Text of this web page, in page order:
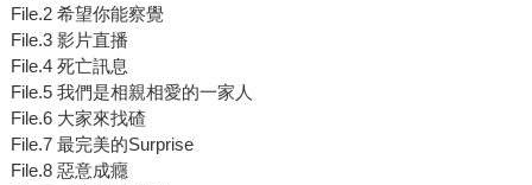
File.2 希望你能察覺
File.3 影片直播
File.4 死亡訊息
File.5 我們是相親相愛的一家人
File.6 大家來找碴
File.7 最完美的Surprise
File.8 惡意成癮